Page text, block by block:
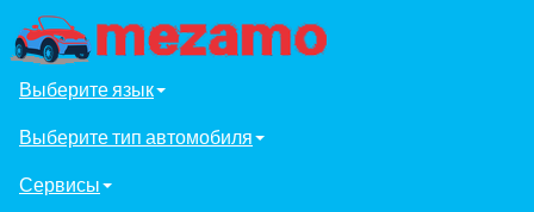
Выберите язык
Выберите тип автомобиля
Сервисы